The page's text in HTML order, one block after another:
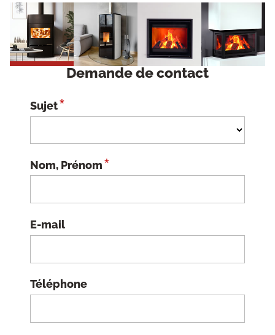
Demande de contact
Sujet*
Nom, Prénom*
E-mail
Téléphone